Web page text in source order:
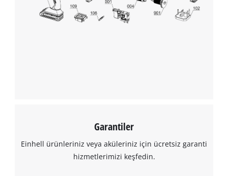
Garantiler
Einhell ürünleriniz veya aküleriniz için ücretsiz garanti
hizmetlerimizi keşfedin.